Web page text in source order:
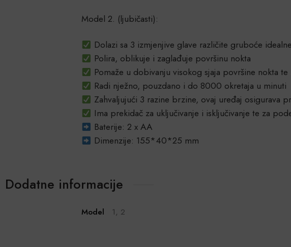
Model 2. (ljubičasti):
Dolazi sa 3 izmjenjive glave različite gruboće
Polira, oblikuje i zaglađuje površinu nokta
Pomaže u dobivanju visokog sjaja površine nokta
Radi nježno, pouzdano i do 8000 okretaja u minuti
Zahvaljujući 3 razine brzine, ovaj uređaj osigurava
Ima prekidač za uključivanje i isključivanje te za
Baterije: 2 x AA
Dimenzije: 155*40*25 mm
Dodatne informacije
Model 1, 2